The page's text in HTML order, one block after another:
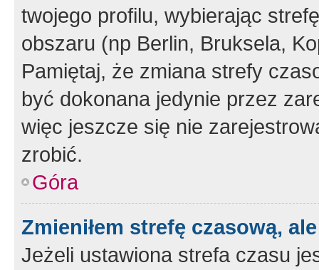
twojego profilu, wybierając
obszaru (np Berlin, Bruksela,
Pamiętaj, że zmiana strefy
być dokonana jedynie przez
więc jeszcze się nie
zrobić.
Góra
Zmieniłem strefę czasową,
Jeżeli ustawiona strefa czasu